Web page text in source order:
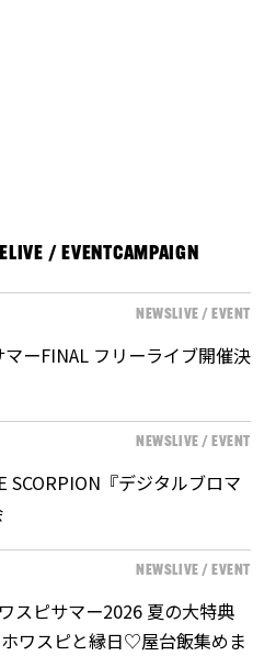
LIVE / EVENTCAMPAIGN
ーFINAL フリーライブ開催決
NEWS LIVE / EVENT
SCORPION『デジタルブロマ
NEWS LIVE / EVENT
スピサマー2026 夏の大特典
ワスピと縁日♡屋台飯集めま
NEWS LIVE / EVENT